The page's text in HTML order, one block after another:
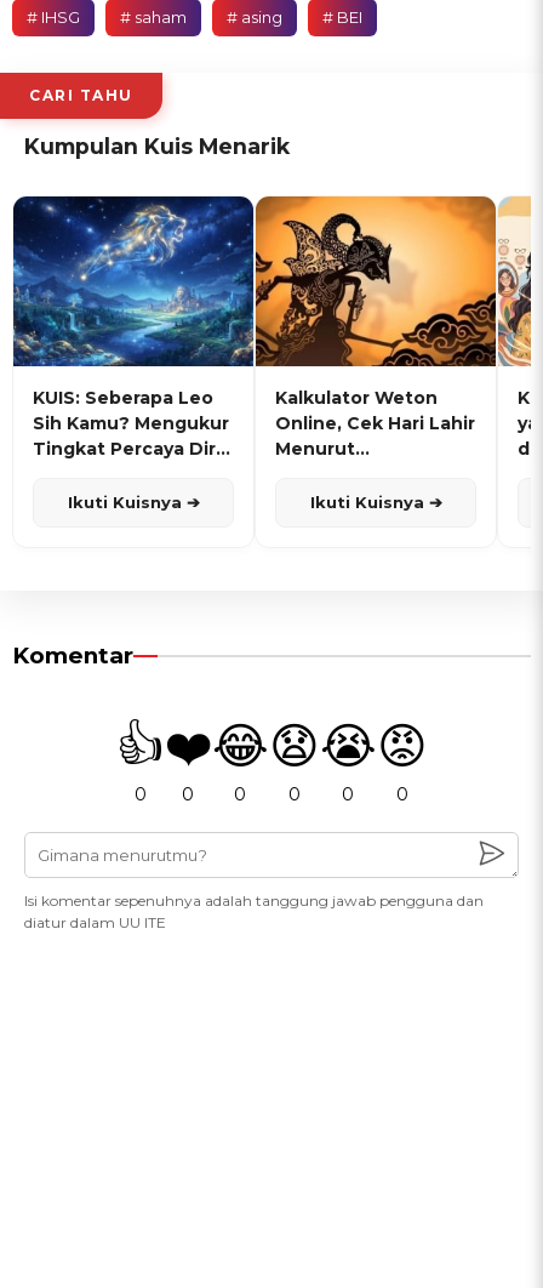
# IHSG # saham # asing # BEI
CARI TAHU
Kumpulan Kuis Menarik
KUIS: Seberapa Leo
Sih Kamu? Mengukur
Tingkat Percaya Diri
Ikuti Kuisnya ➔
Kalkulator Weton
Online, Cek Hari Lahir
Menurut
Ikuti Kuisnya ➔
Komentar
👍
0
❤️
0
😂
0
😧
0
😭
0
😡
0
Isi komentar sepenuhnya adalah tanggung jawab pengguna dan
diatur dalam UU ITE